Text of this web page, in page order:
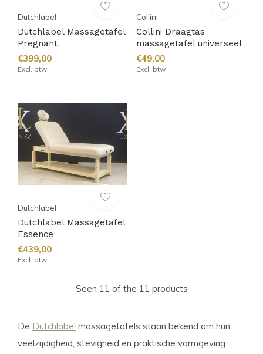
Dutchlabel
Dutchlabel Massagetafel
Pregnant
€399,00
Excl. btw
Collini
Collini Draagtas
massagetafel universeel
€49,00
Excl. btw
Dutchlabel
Dutchlabel Massagetafel
Essence
€439,00
Excl. btw
Seen 11 of the 11 products
De Dutchlabel massagetafels staan bekend om hun
veelzijdigheid, stevigheid en praktische vormgeving.